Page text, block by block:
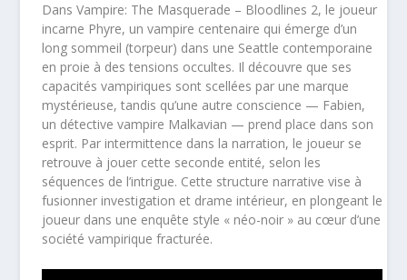
Dans Vampire: The Masquerade – Bloodlines 2, le joueur
incarne Phyre, un vampire centenaire qui émerge d’un
long sommeil (torpeur) dans une Seattle contemporaine
en proie à des tensions occultes. Il découvre que ses
capacités vampiriques sont scellées par une marque
mystérieuse, tandis qu’une autre conscience — Fabien,
un détective vampire Malkavian — prend place dans son
esprit. Par intermittence dans la narration, le joueur se
retrouve à jouer cette seconde entité, selon les
séquences de l’intrigue. Cette structure narrative vise à
fusionner investigation et drame intérieur, en plongeant le
joueur dans une enquête style « néo-noir » au cœur d’une
société vampirique fracturée.